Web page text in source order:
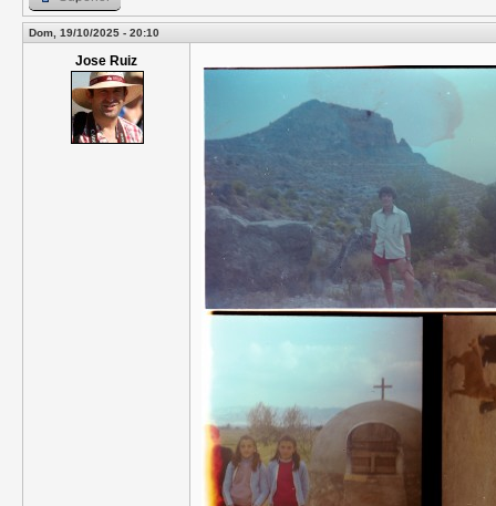
Dom, 19/10/2025 - 20:10
Jose Ruiz